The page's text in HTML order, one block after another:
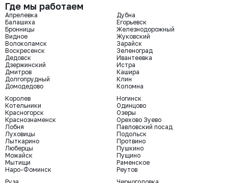
Где мы работаем
Апрелевка
Балашиха
Бронницы
Видное
Волоколамск
Воскресенск
Дедовск
Дзержинский
Дмитров
Долгопрудный
Домодедово
Дубна
Егорьевск
Железнодорожный
Жуковский
Зарайск
Зеленоград
Ивантеевка
Истра
Кашира
Клин
Коломна
Королев
Котельники
Красногорск
Краснознаменск
Лобня
Луховицы
Лыткарино
Люберцы
Можайск
Мытищи
Наро-Фоминск
Ногинск
Одинцово
Озеры
Орехово Зуево
Павловский посад
Подольск
Протвино
Пушкино
Пущино
Раменское
Реутов